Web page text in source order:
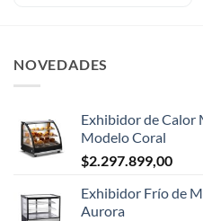
NOVEDADES
Exhibidor de Calor
Modelo Coral
$2.297.899,00
Exhibidor Frío de
Aurora